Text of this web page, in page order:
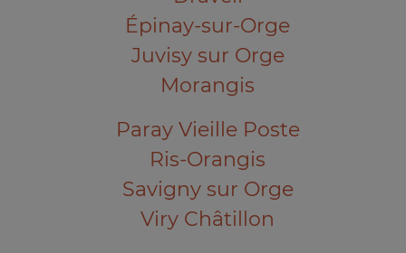
Épinay-sur-Orge
Juvisy sur Orge
Morangis
Paray Vieille Poste
Ris-Orangis
Savigny sur Orge
Viry Châtillon